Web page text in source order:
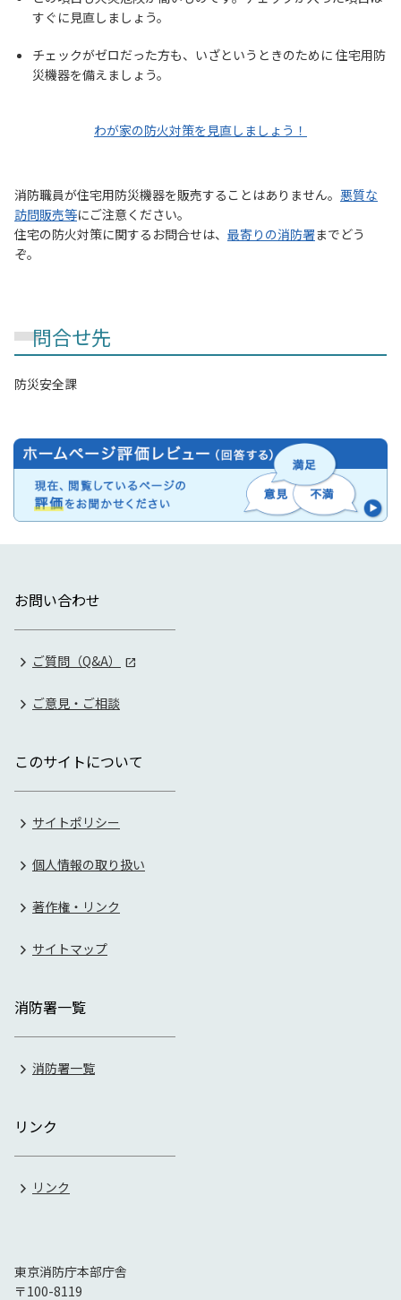
すぐに見直しましょう。
チェックがゼロだった方も、いざというときのために 住宅用防
災機器を備えましょう。
わが家の防火対策を見直しましょう！
消防職員が住宅用防災機器を販売することはありません。 悪質な
訪問販売等にご注意ください。
住宅の防火対策に関するお問合せは、 最寄りの消防署までどう
ぞ。
問合せ先
防災安全課
お問い合わせ
ご質問（Q&A）
ご意見・ご相談
このサイトについて
サイトポリシー
個人情報の取り扱い
著作権・リンク
サイトマップ
消防署一覧
消防署一覧
リンク
リンク
東京消防庁本部庁舎
〒100-8119